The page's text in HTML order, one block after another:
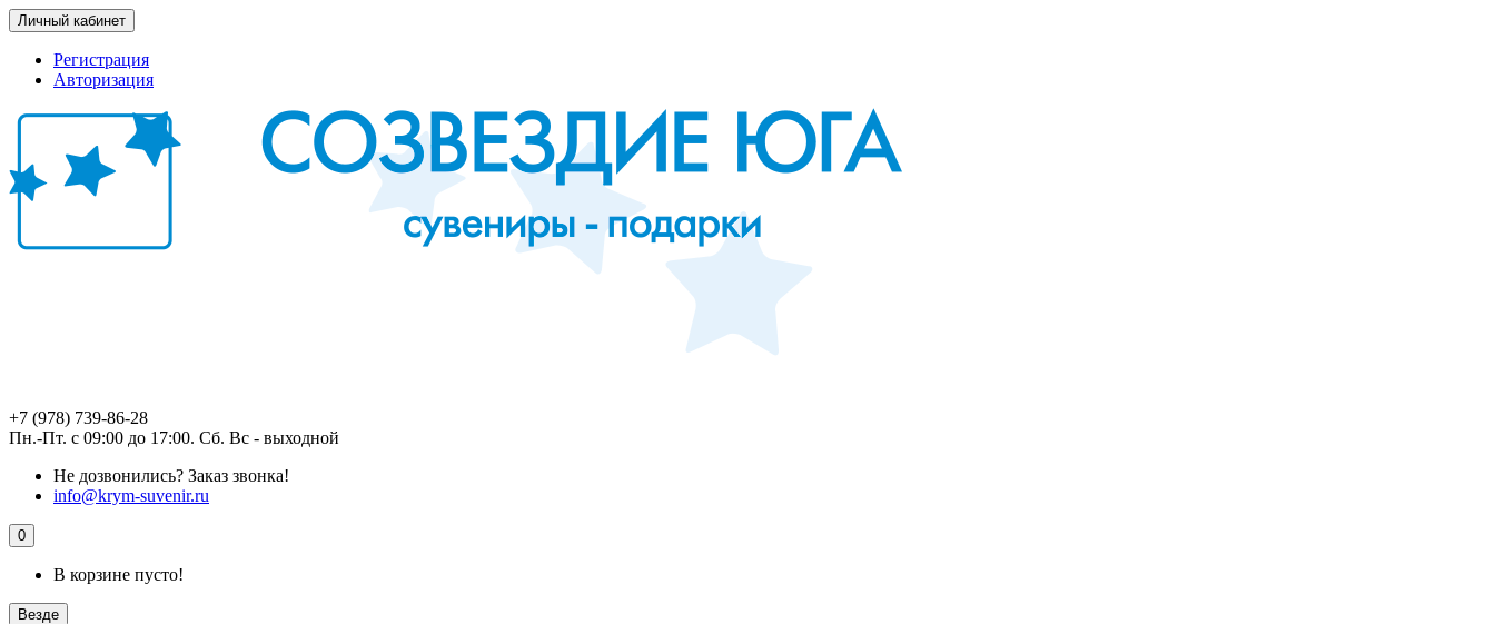
Личный кабинет
Регистрация
Авторизация
+7 (978) 739-86-28
Пн.-Пт. с 09:00 до 17:00. Сб. Вс - выходной
Не дозвонились? Заказ звонка!
info@krym-suvenir.ru
0
В корзине пусто!
Везде